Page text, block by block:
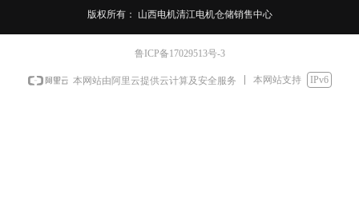
版权所有： 山西电机清江电机仓储销售中心
鲁ICP备17029513号-3
本网站由阿里云提供云计算及安全服务 本网站支持 IPv6